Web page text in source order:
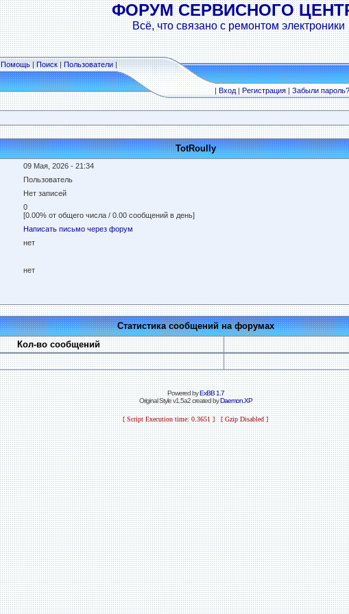
ФОРУМ СЕРВИСНОГО
Всё, что связано с ремонтом электроники
Помощь|Поиск|Пользователи|
|Вход|Регистрация|Забыли пароль?
TotRoully
09 Мая, 2026 - 21:34
Пользователь
Нет записей
0
[0.00% от общего числа / 0.00 сообщений в день]
Написать письмо через форум
нет
нет
Статистика сообщений на форумах
Кол-во сообщений
Powered byExBB 1.7
Original Style v1.5a2 created byDaemon.XP
[ Script Execution time: 0.3651 ] [ Gzip Disabled ]